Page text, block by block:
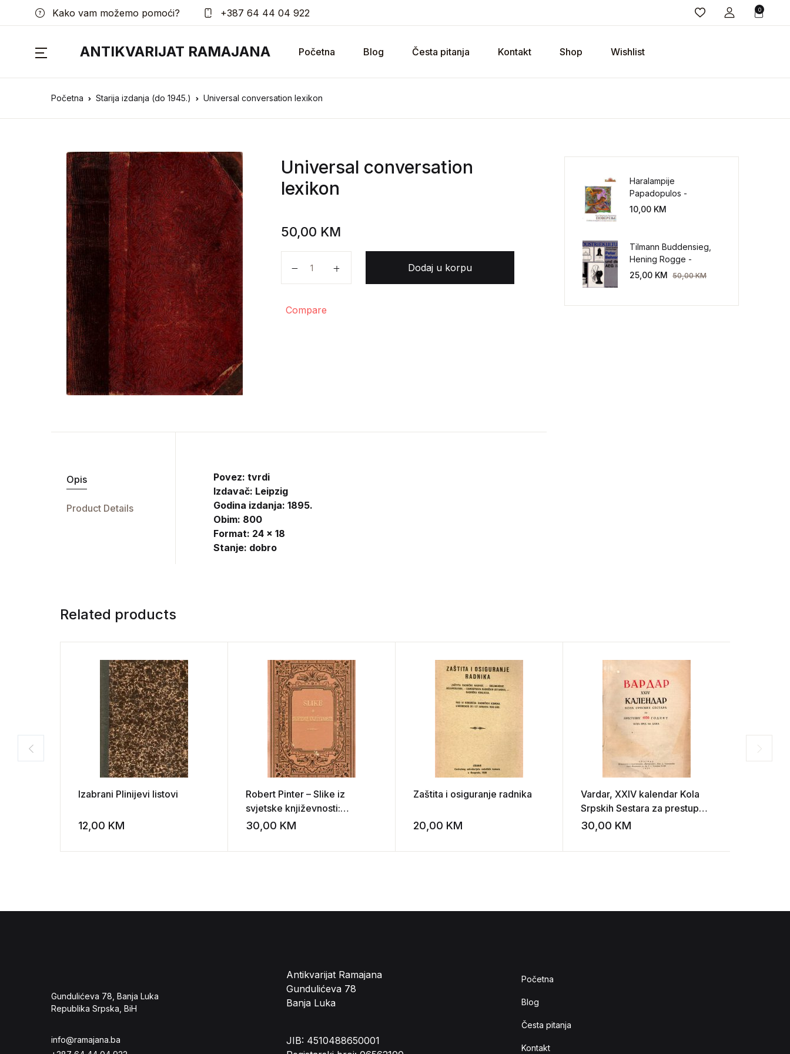
Kako vam možemo pomoći? +387 64 44 04 922 0
ANTIKVARIJAT RAMAJANA Početna Blog Česta pitanja Kontakt Shop Wishlist
Početna Starija izdanja (do 1945.) Universal conversation lexikon
Universal conversation
lexikon
50,00 KM
Dodaj u korpu
Compare
Opis
Product Details
Povez: tvrdi
Izdavač: Leipzig
Godina izdanja: 1895.
Obim: 800
Format: 24 x 18
Stanje: dobro
Haralampije
Papadopulos -
Poverenje: sloboda od
10,00 KM
Tilmann Buddensieg,
Hening Rogge -
Industriekultur: Peter
25,00 KM 50,00KM
Related products
Izabrani Plinijevi listovi
12,00 KM Add to wishlist
Robert Pinter – Slike iz
svjetske književnosti:
Njemačka književnost do
30,00 KM Add to wishlist
Zaštita i osiguranje radnika
20,00 KM Add to wishlist
Vardar, XXIV kalendar Kola
Srpskih Sestara za prestupnu
1936 godinu
30,00 KM
Gundulićeva 78, Banja Luka
Republika Srpska, BiH
info@ramajana.ba
Antikvarijat Ramajana
Gundulićeva 78
Banja Luka
JIB: 4510488650001
Početna
Blog
Česta pitanja
Kontakt